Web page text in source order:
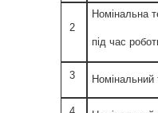
2
Номінальна
під час
3 Номінальний
4